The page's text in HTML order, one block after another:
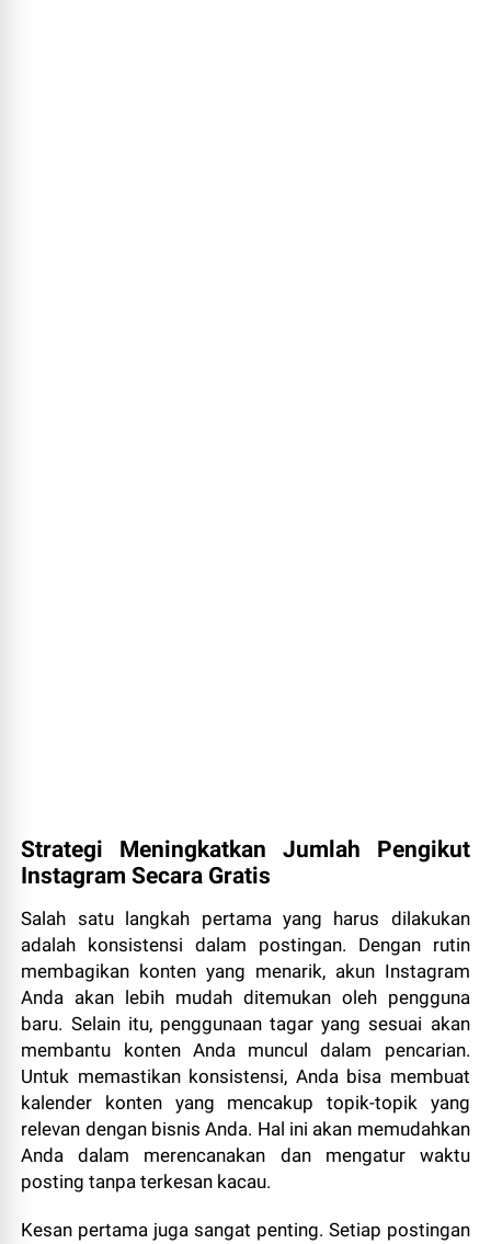
Strategi Meningkatkan Jumlah Pengikut
Instagram Secara Gratis
Salah satu langkah pertama yang harus dilakukan
adalah konsistensi dalam postingan. Dengan rutin
membagikan konten yang menarik, akun Instagram
Anda akan lebih mudah ditemukan oleh pengguna
baru. Selain itu, penggunaan tagar yang sesuai akan
membantu konten Anda muncul dalam pencarian.
Untuk memastikan konsistensi, Anda bisa membuat
kalender konten yang mencakup topik-topik yang
relevan dengan bisnis Anda. Hal ini akan memudahkan
Anda dalam merencanakan dan mengatur waktu
posting tanpa terkesan kacau.
Kesan pertama juga sangat penting. Setiap postingan